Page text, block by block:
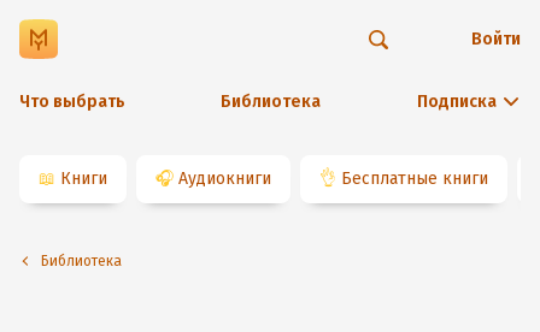
Что выбрать Библиотека Подписка
Войти
📖 Книги 🎧 Аудиокниги 👌 Бесплатные книги
Библиотека